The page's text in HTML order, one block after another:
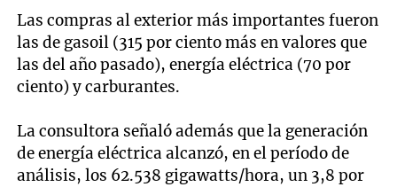
Las compras al exterior más importantes fueron
las de gasoil (315 por ciento más en valores que
las del año pasado), energía eléctrica (70 por
ciento) y carburantes.
La consultora señaló además que la generación
de energía eléctrica alcanzó, en el período de
análisis, los 62.538 gigawatts/hora, un 3,8 por